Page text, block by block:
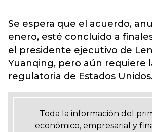
Se espera que el acuerdo,
enero, esté concluido a
el presidente ejecutivo de
Yuanqing, pero aún requiere
regulatoria de Estados
Toda la información del
económico, empresarial y